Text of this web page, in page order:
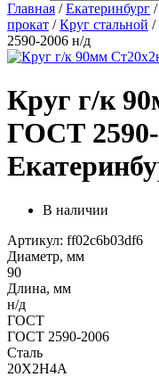
Главная /Екатеринбург /
прокат /Круг стальной /
2590-2006 н/д
Круг г/к
ГОСТ 2590-
В наличии
Артикул: ff02c6b03df6
Диаметр, мм
90
Длина, мм
н/д
ГОСТ
ГОСТ 2590-2006
Сталь
20Х2Н4А